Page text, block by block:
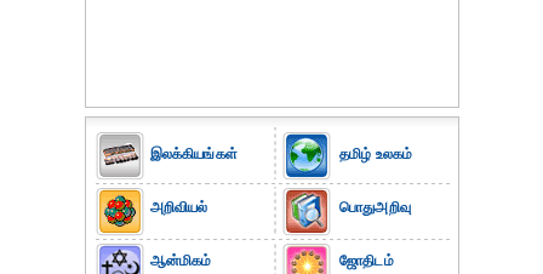
இலக்கியங்கள்
அறிவியல்
ஆன்மிகம்
தமிழ் உலகம்
பொதுஅறிவு
ஜோதிடம்